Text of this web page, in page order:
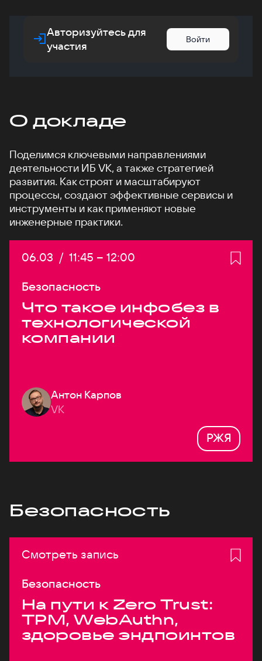
Авторизуйтесь для
участия
Войти
О докладе
Поделимся ключевыми направлениями
деятельности ИБ VK, а также стратегией
развития. Как строят и масштабируют
процессы, создают эффективные сервисы и
инструменты и как применяют новые
инженерные практики.
Дата:
06.03 / Начало:
11:45 – Конец:
12:00
Безопасность
Что такое инфобез в
технологической
компании
Антон Карпов
VK
РЖЯ
Безопасность
Смотреть запись
Безопасность
На пути к Zero Trust:
TPM, WebAuthn,
здоровье эндпоинтов